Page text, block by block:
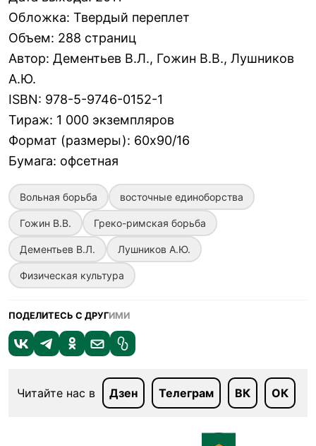
Обложка: Твердый переплет
Объем: 288 страниц
Автор: Дементьев В.Л., Гожин В.В., Лушников
А.Ю.
ISBN: 978-5-9746-0152-1
Тираж: 1 000 экземпляров
Формат (размеры): 60х90/16
Бумага: офсетная
Вольная борьба восточные единоборства
Гожин В.В. Греко-римская борьба
Дементьев В.Л. Лушников А.Ю.
Физическая культура
ПОДЕЛИТЕСЬ С ДРУГИМИ
Читайте нас в Дзен Телеграм ВК ОК